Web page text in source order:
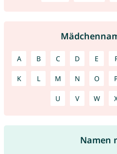
A B C D E
K L M N O
U V W
Namen